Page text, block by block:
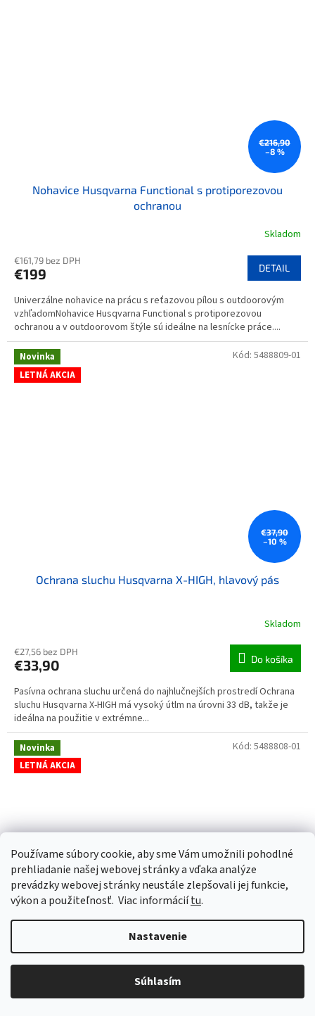
Používame súbory cookie, aby sme Vám umožnili pohodlné
prehliadanie našej webovej stránky a vďaka analýze
prevádzky webovej stránky neustále zlepšovali jej funkcie,
výkon a použiteľnosť. Viac informáciítu.
Nastavenie
Súhlasím
€216,90
–8 %
Nohavice Husqvarna Functional s protiporezovou
ochranou
Skladom
€161,79 bez DPH
€199 DETAIL
Univerzálne nohavice na prácu s reťazovou pílou s outdoorovým
vzhľadomNohavice Husqvarna Functional s protiporezovou
ochranou a v outdoorovom štýle sú ideálne na lesnícke práce....
Novinka
LETNÁ AKCIA
€37,90
–10 %
Ochrana sluchu Husqvarna X-HIGH, hlavový pás
Skladom
€27,56 bez DPH
€33,90 Do košíka
Pasívna ochrana sluchu určená do najhlučnejších prostredí Ochrana
sluchu Husqvarna X-HIGH má vysoký útlm na úrovni 33 dB, takže je
ideálna na použitie v extrémne...
Kód: 5488809-01
Novinka
LETNÁ AKCIA
€26,90
Kód: 5488808-01